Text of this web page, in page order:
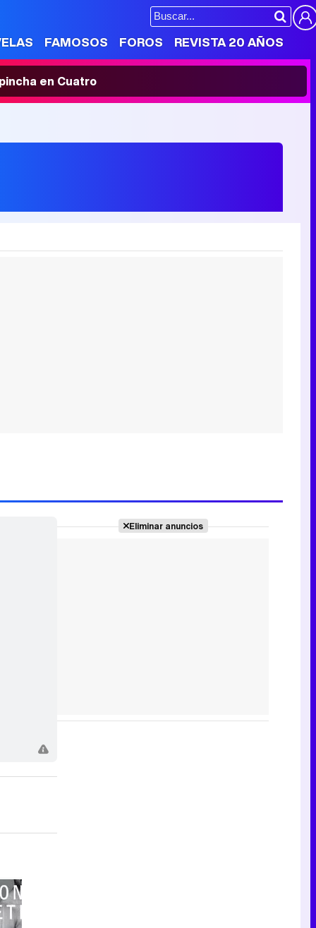
FAMOSOS FOROS REVISTA 20 AÑOS
en Cuatro
Eliminar anuncios